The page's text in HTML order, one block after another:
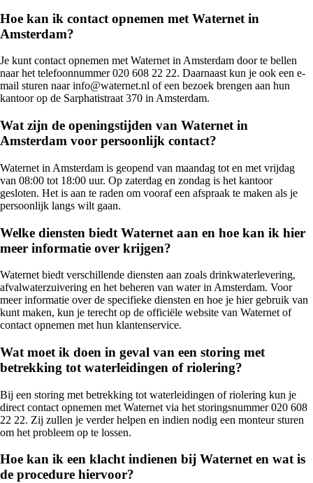
Hoe kan ik contact opnemen met Waternet in
Amsterdam?
Je kunt contact opnemen met Waternet in Amsterdam door te bellen
naar het telefoonnummer 020 608 22 22. Daarnaast kun je ook een e-
mail sturen naar info@waternet.nl of een bezoek brengen aan hun
kantoor op de Sarphatistraat 370 in Amsterdam.
Wat zijn de openingstijden van Waternet in
Amsterdam voor persoonlijk contact?
Waternet in Amsterdam is geopend van maandag tot en met vrijdag
van 08:00 tot 18:00 uur. Op zaterdag en zondag is het kantoor
gesloten. Het is aan te raden om vooraf een afspraak te maken als je
persoonlijk langs wilt gaan.
Welke diensten biedt Waternet aan en hoe kan ik hier
meer informatie over krijgen?
Waternet biedt verschillende diensten aan zoals drinkwaterlevering,
afvalwaterzuivering en het beheren van water in Amsterdam. Voor
meer informatie over de specifieke diensten en hoe je hier gebruik van
kunt maken, kun je terecht op de officiële website van Waternet of
contact opnemen met hun klantenservice.
Wat moet ik doen in geval van een storing met
betrekking tot waterleidingen of riolering?
Bij een storing met betrekking tot waterleidingen of riolering kun je
direct contact opnemen met Waternet via het storingsnummer 020 608
22 22. Zij zullen je verder helpen en indien nodig een monteur sturen
om het probleem op te lossen.
Hoe kan ik een klacht indienen bij Waternet en wat is
de procedure hiervoor?